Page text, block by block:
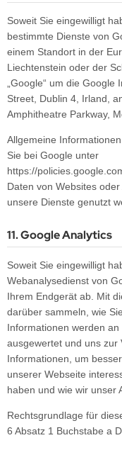
Soweit Sie eingewilligt
bestimmte Dienste von
einem Standort in der
Liechtenstein oder der
„Google“ um die
Street, Dublin 4, Irland,
Amphitheatre Parkway,
Allgemeine
Sie bei Google unter
https://
Daten von Websites
unsere Dienste genutzt
11. Google Analytics
Soweit Sie eingewilligt
Webanalysedienst von
Ihrem Endgerät ab. Mit
darüber sammeln, wie
Informationen werden
ausgewertet und uns zur
Informationen, um
unserer Webseite
haben und wie wir unser
Rechtsgrundlage für
6 Absatz 1 Buchstabe a